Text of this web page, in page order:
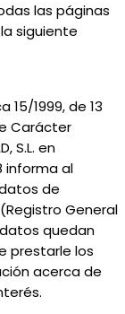
las páginas
siguiente
1999, de 13
Carácter
S.L. en
informa al
de
General
quedan
prestarle los
acerca de